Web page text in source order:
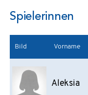
Spielerinnen
Bild Vorname
Aleksia